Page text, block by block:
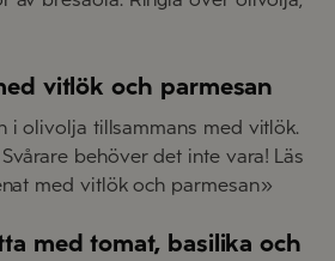
vitlök och parmesan
i olivolja tillsammans med vitlök.
behöver det inte vara! Läs
med vitlök och parmesan»
med tomat, basilika och